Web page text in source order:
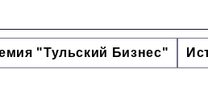
"Тульский Бизнес"